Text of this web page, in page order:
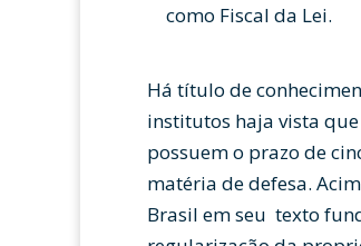
como Fiscal da Lei.
Há título de
institutos haja vista
possuem o prazo de
matéria de defesa.
Brasil em seu texto